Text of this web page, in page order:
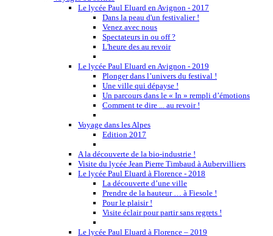
Le lycée Paul Eluard en Avignon - 2017
Dans la peau d'un festivalier !
Venez avec nous
Spectateurs in ou off ?
L'heure des au revoir
Le lycée Paul Eluard en Avignon - 2019
Plonger dans l’univers du festival !
Une ville qui dépayse !
Un parcours dans le « In » rempli d’émotions
Comment te dire ... au revoir !
Voyage dans les Alpes
Edition 2017
A la découverte de la bio-industrie !
Visite du lycée Jean Pierre Timbaud à Aubervilliers
Le lycée Paul Eluard à Florence - 2018
La découverte d’une ville
Prendre de la hauteur … à Fiesole !
Pour le plaisir !
Visite éclair pour partir sans regrets !
Le lycée Paul Eluard à Florence – 2019